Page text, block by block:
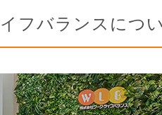
フバランスにつ